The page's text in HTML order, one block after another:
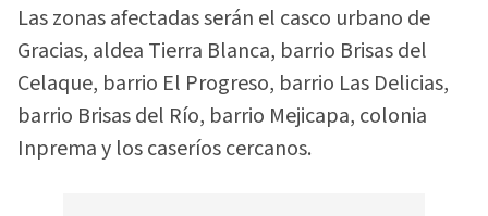
Las zonas afectadas serán el casco urbano de
Gracias, aldea Tierra Blanca, barrio Brisas del
Celaque, barrio El Progreso, barrio Las Delicias,
barrio Brisas del Río, barrio Mejicapa, colonia
Inprema y los caseríos cercanos.